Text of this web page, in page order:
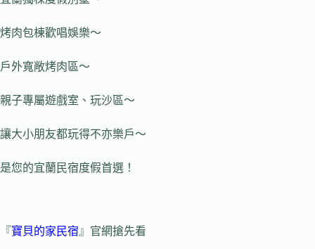
烤肉包棟歡唱娛樂～
戶外寬敞烤肉區～
親子專屬遊戲室、玩沙區～
讓大小朋友都玩得不亦樂戶～
是您的宜蘭民宿度假首選！
『寶貝的家民宿 』官網搶先看